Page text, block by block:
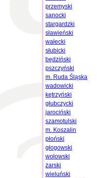
przemyski
sanocki
stargardzki
sławieński
wałecki
słubicki
będziński
pszczyński
m. Ruda Śląska
wadowicki
kętrzyński
głubczycki
jarociński
szamotulski
m. Koszalin
płoński
głogowski
wołowski
żarski
wieluński